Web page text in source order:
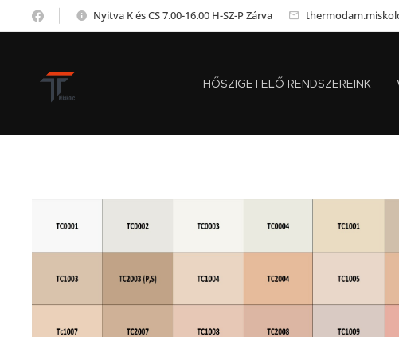
Nyitva K és CS 7.00-16.00 H-SZ-P Zárva
HŐSZIGETELŐ RENDSZEREINK